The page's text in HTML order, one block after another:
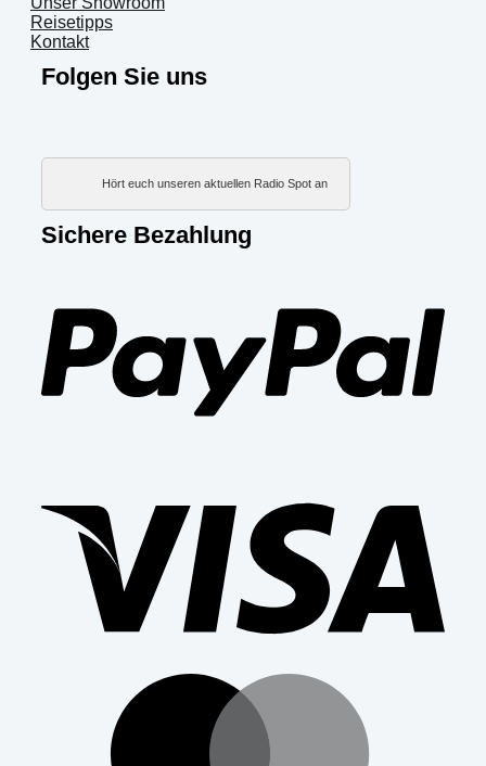
Reisetipps
Kontakt
Folgen Sie uns
Hört euch unseren aktuellen Radio Spot an
Sichere Bezahlung